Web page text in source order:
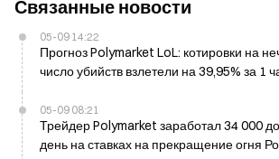
Связанные новости
05-09 14:22
Прогноз Polymarket LoL: котировки на
число убийств взлетели на 39,95% за 1
05-09 08:21
Трейдер Polymarket заработал 34 000
день на ставках на прекращение огня